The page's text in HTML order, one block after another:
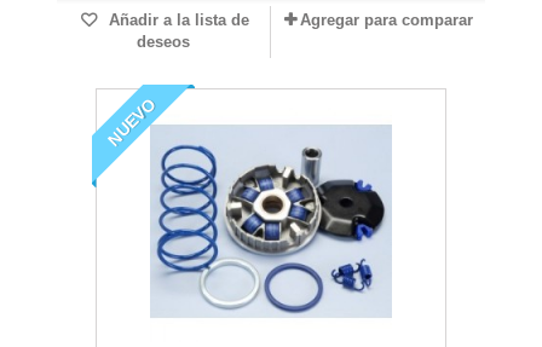
Añadir a la lista de
deseos
Agregar para comparar
NUEVO